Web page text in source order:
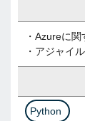
・Azureに
・アジャイ
Python